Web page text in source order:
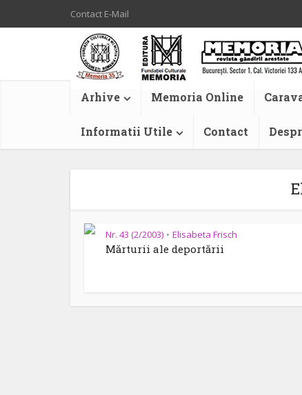
Contact E-Mail
Arhive Memoria Online
Informatii Utile Contact
Nr. 43 (2/2003) • Elisabeta Frisch
Mărturii ale deportării